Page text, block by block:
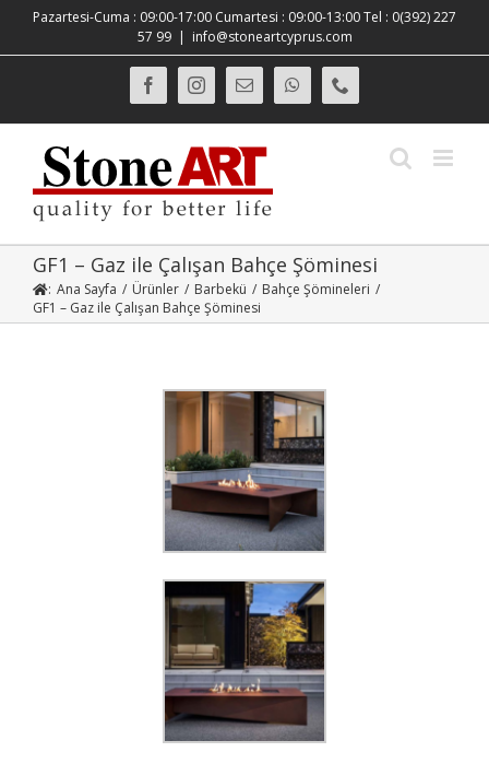
content
Pazartesi-Cuma : 09:00-17:00 Cumartesi : 09:00-13:00 Tel : 0(392) 227
57 99 | info@stoneartcyprus.com
FacebookInstagram
E-
posta
WhatsApp
GF1 – Gaz ile Çalışan Bahçe Şöminesi
: Ana Sayfa / Ürünler / Barbekü / Bahçe Şömineleri /
GF1 – Gaz ile Çalışan Bahçe Şöminesi